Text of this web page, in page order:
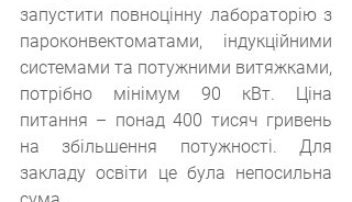
запустити повноцінну лабораторію з
пароконвектоматами, індукційними
системами та потужними витяжками,
потрібно мінімум 90 кВт. Ціна
питання – понад 400 тисяч гривень
на збільшення потужності. Для
закладу освіти це була непосильна